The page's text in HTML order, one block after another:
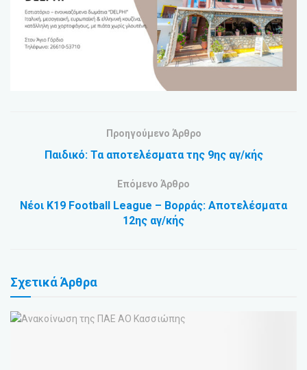
Προηγούμενο Άρθρο
Παιδικό: Τα αποτελέσματα της 9ης αγ/κής
Επόμενο Άρθρο
Νέοι K19 Football League – Βορράς: Αποτελέσματα
12ης αγ/κής
ΣχετικάΆρθρα